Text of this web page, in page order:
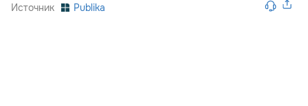
Источник Publika